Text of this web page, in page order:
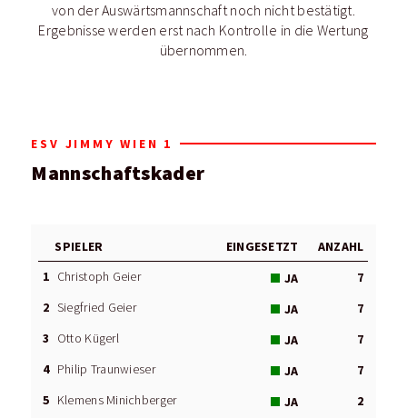
von der Auswärtsmannschaft noch nicht bestätigt.
Ergebnisse werden erst nach Kontrolle in die Wertung
übernommen.
ESV JIMMY WIEN 1
Mannschaftskader
SPIELER EINGESETZT
ANZAHL
1 Christoph Geier JA
7
2 Siegfried Geier JA
7
3
Otto Kügerl JA
7
4 Philip Traunwieser JA
7
5 Klemens Minichberger JA 2